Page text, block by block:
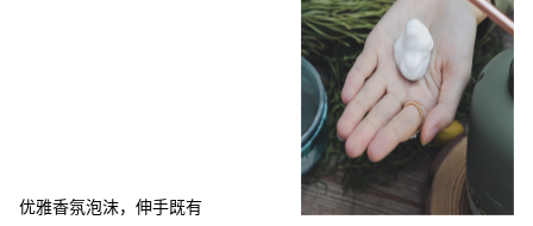
优雅香氛泡沫，伸手既有